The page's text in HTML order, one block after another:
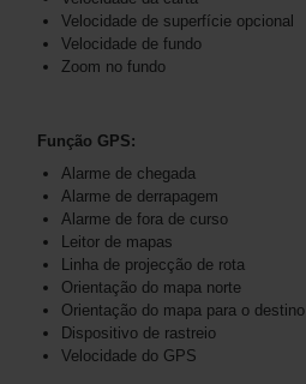
Velocidade de superfície opcional
Velocidade de fundo
Zoom no fundo
Função GPS:
Alarme de chegada
Alarme de derrapagem
Alarme de fora de curso
Leitor de mapas
Linha de projecção de rota
Orientação do mapa norte
Orientação do mapa para o destino
Dispositivo de rastreio
Velocidade do GPS